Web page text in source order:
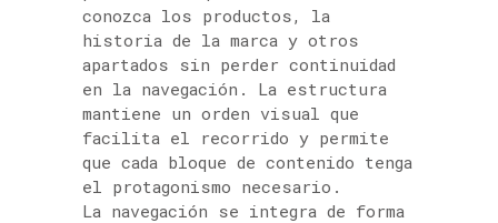
conozca los productos, la
historia de la marca y otros
apartados sin perder continuidad
en la navegación. La estructura
mantiene un orden visual que
facilita el recorrido y permite
que cada bloque de contenido tenga
el protagonismo necesario.
La navegación se integra de forma